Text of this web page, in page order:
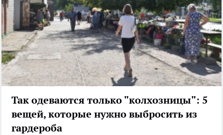
Так одеваются только "колхозницы": 5
вещей, которые нужно выбросить из
гардероба